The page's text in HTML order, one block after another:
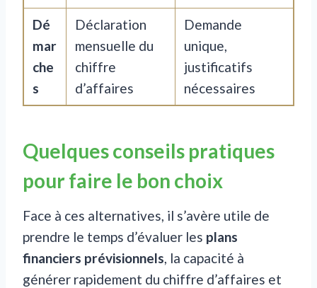
Dé
mar
che
s
Déclaration
mensuelle du
chiffre
d’affaires
Demande
unique,
justificatifs
nécessaires
Quelques conseils pratiques
pour faire le bon choix
Face à ces alternatives, il s’avère utile de
prendre le temps d’évaluer les plans
financiers prévisionnels, la capacité à
générer rapidement du chiffre d’affaires et